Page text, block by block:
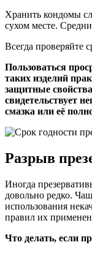
Хранить кондомы
сухом месте.
Всегда проверяйте
Пользоваться
таких изделий
защитные
свидетельствует
смазка или её
Разрыв
Иногда
довольно редко.
использования
правил их
Что делать, если